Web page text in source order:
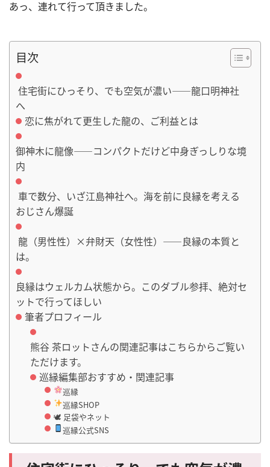
あっ、連れて行って頂きました。
目次
住宅街にひっそり、でも空気が濃い――龍口明神社
へ
恋に焦がれて更生した龍の、ご利益とは
御神木に龍像――コンパクトだけど中身ぎっしりな境
内
車で数分、いざ江島神社へ。海を前に良縁を考える
おじさん爆誕
龍（男性性）×弁財天（女性性）――良縁の本質と
は。
良縁はウェルカム状態から。このダブル参拝、絶対セ
ットで行ってほしい
筆者プロフィール
熊谷 茶ロットさんの関連記事はこちらからご覧い
ただけます。
巡縁編集部おすすめ・関連記事
巡縁
巡縁SHOP
🕊 足袋やネット
巡縁公式SNS